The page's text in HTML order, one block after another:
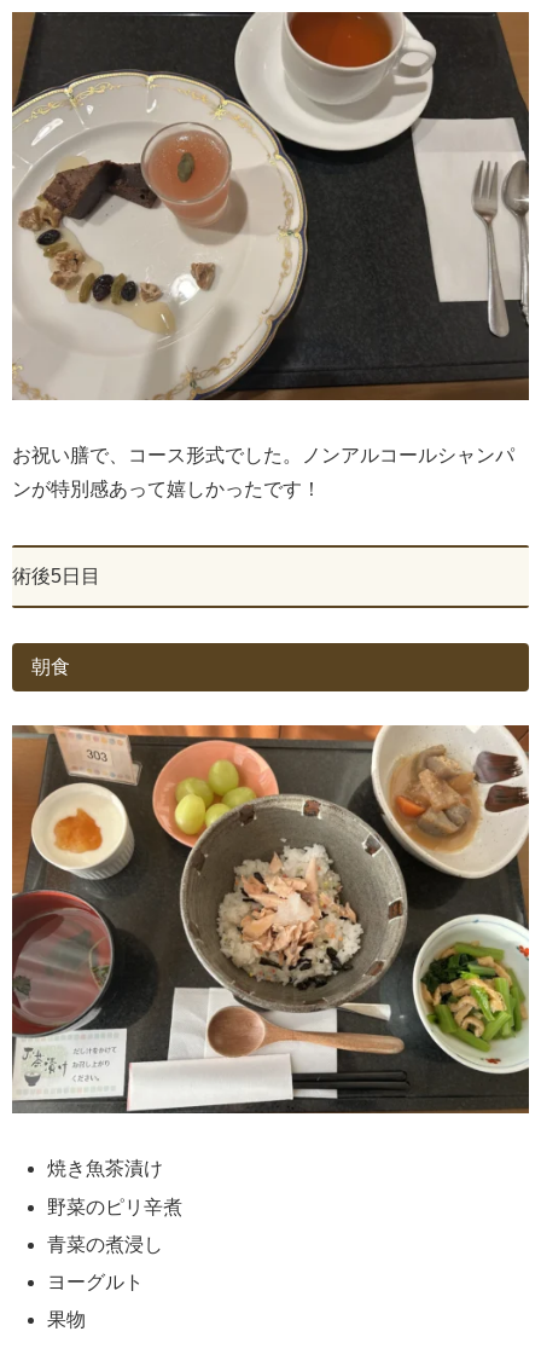
お祝い膳で、コース形式でした。ノンアルコールシャンパ
ンが特別感あって嬉しかったです！
術後5日目
朝食
焼き魚茶漬け
野菜のピリ辛煮
青菜の煮浸し
ヨーグルト
果物